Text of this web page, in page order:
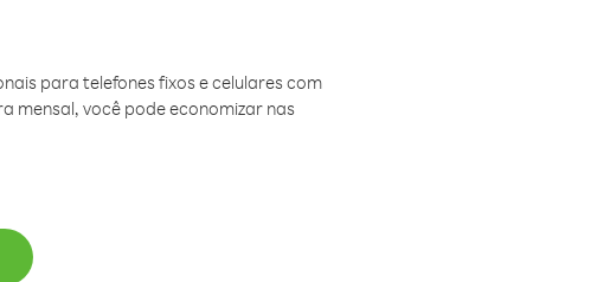
para telefones fixos e celulares com
mensal, você pode economizar nas